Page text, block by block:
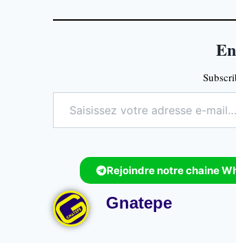
Rejoindre notre chaine
Gnatepe